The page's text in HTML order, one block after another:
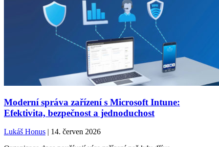
Moderní správa zařízení s Microsoft Intune:
Efektivita, bezpečnost a jednoduchost
Lukáš Honus | 14. červen 2026